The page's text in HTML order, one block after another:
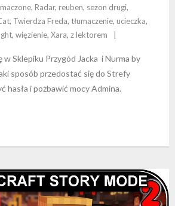
, Radar, reuben, sezon drugi,
, Twierdza Freda, tłumaczenie, ucieczka,
, więzienie, Xara, z lektorem
w Sklepiku Przygód Jacka i Nurma by
sposób przedostać się do Strefy
hasła i pozbawić mocy Admina.